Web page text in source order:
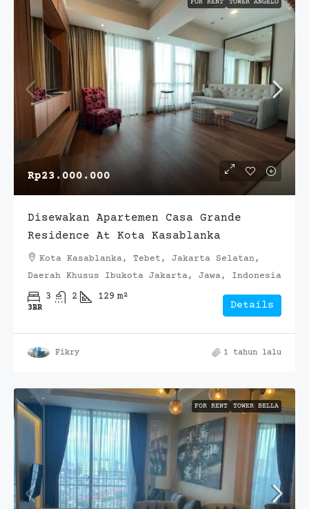
Rp23.000.000
Disewakan Apartemen Casa Grande
Residence At Kota Kasablanka
Kota Kasablanka, Tebet, Jakarta Selatan,
Daerah Khusus Ibukota Jakarta, Jawa, Indonesia
3 2 129 m²
3BR Details
Fikry 1 tahun lalu
FOR RENT TOWER BELLA